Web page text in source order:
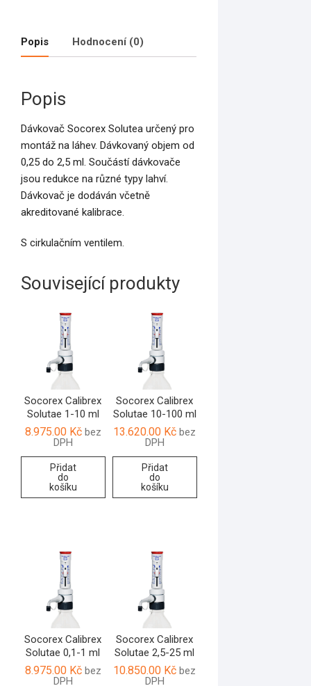
Popis Hodnocení (0)
Popis
Dávkovač Socorex Solutea určený pro
montáž na láhev. Dávkovaný objem od
0,25 do 2,5 ml. Součástí dávkovače
jsou redukce na různé typy lahví.
Dávkovač je dodáván včetně
akreditované kalibrace.
S cirkulačním ventilem.
Související produkty
Socorex Calibrex
Solutae 1-10 ml
8.975.00 Kč bez
DPH
Přidat
do
košíku
Socorex Calibrex
Solutae 10-100 ml
13.620.00 Kč bez
DPH
Přidat
do
košíku
Socorex Calibrex
Solutae 0,1-1 ml
8.975.00 Kč bez
DPH
Socorex Calibrex
Solutae 2,5-25 ml
10.850.00 Kč bez
DPH